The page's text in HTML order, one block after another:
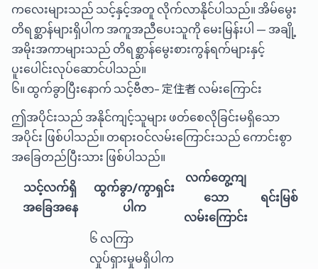
ကလေးများသည် သင့်နှင့်အတူ လိုက်လာနိုင်ပါသည်။ အိမ်မွေး
တိရစ္ဆာန်များရှိပါက အကူအညီပေးသူကို မေးမြန်းပါ — အချို့
အမိုးအကာများသည် တိရစ္ဆာန်မွေးစားကွန်ရက်များနှင့်
ပူးပေါင်းလုပ်ဆောင်ပါသည်။
၆။ ထွက်ခွာပြီးနောက် သင့်ဗီဇာ- 定住者 လမ်းကြောင်း
ဤအပိုင်းသည် အနိုင်ကျင့်သူများ ဖတ်စေလိုခြင်းမရှိသော
အပိုင်း ဖြစ်ပါသည်။ တရားဝင်လမ်းကြောင်းသည် ကောင်းစွာ
အခြေတည်ပြီးသား ဖြစ်ပါသည်။
သင့်လက်ရှိ
အခြေအနေ
ထွက်ခွာ/ကွာရှင်း
ပါက
လက်တွေ့ကျ
သော
လမ်းကြောင်း
ရင်းမြစ်
၆ လကြာ
လှုပ်ရှားမှုမရှိပါက